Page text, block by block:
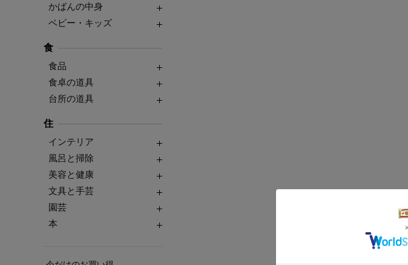
かばんの中身
ベビー・キッズ
食
食品
食卓の道具
台所の道具
住
インテリア
風呂と掃除
美容と健康
文具と手芸
園芸
本